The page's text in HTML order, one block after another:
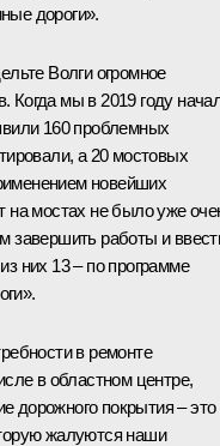
дороги».
Волги огромное
Когда мы в 2019 году
160 проблемных
а 20 мостовых
новейших
на мостах не было уже
завершить работы и
них 13 – по программе
в ремонте
в областном центре,
дорожного покрытия – это
жалуются наши